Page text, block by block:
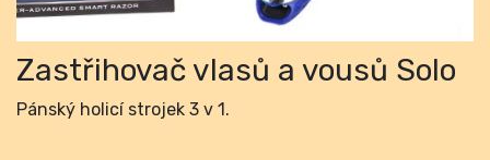
Zastřihovač vlasů a vousů Solo
Pánský holicí strojek 3 v 1.